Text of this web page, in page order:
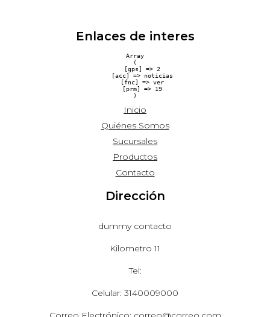
Enlaces de interes
Array
(
    [gps] => 2
    [acc] => noticias
    [fnc] => ver
    [prm] => 19
Inicio
Quiénes Somos
Sucursales
Productos
Contacto
Dirección
dummy contacto
Kilometro 11
Tel:
Celular: 3140009000